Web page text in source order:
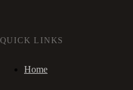
QUICK LINKS
Home